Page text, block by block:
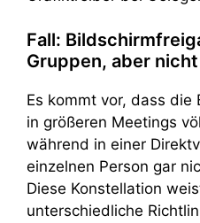
Fall:
Gruppen, aber
Es kommt vor, dass
in größeren Meetings
während in einer
einzelnen Person gar
Diese Konstellation
unterschiedliche